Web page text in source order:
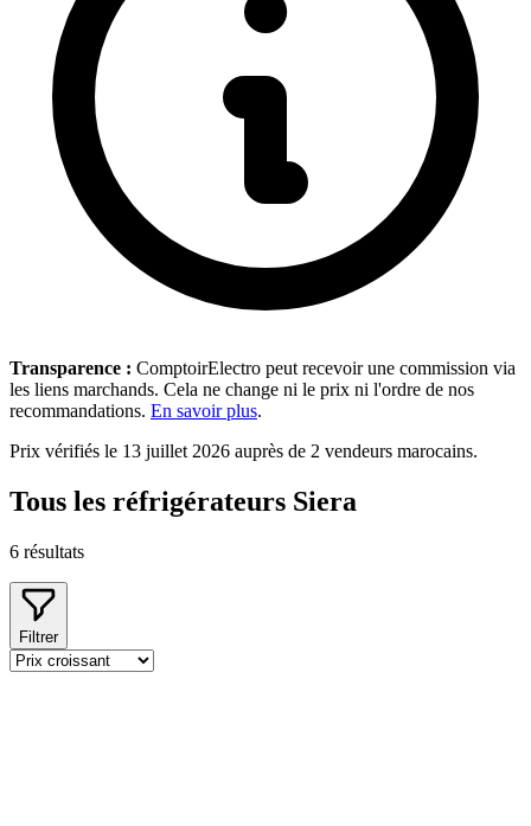
Transparence : ComptoirElectro peut recevoir une commission via
les liens marchands. Cela ne change ni le prix ni l'ordre de nos
recommandations. En savoir plus.
Prix vérifiés le 13 juillet 2026 auprès de 2 vendeurs marocains.
Tous les réfrigérateurs Siera
6 résultats
Filtrer